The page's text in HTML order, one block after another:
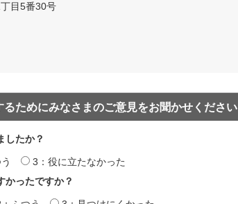
目5番30号
るためにみなさまのご意見をお聞かせください
したか？
3：役に立たなかった
かったですか？